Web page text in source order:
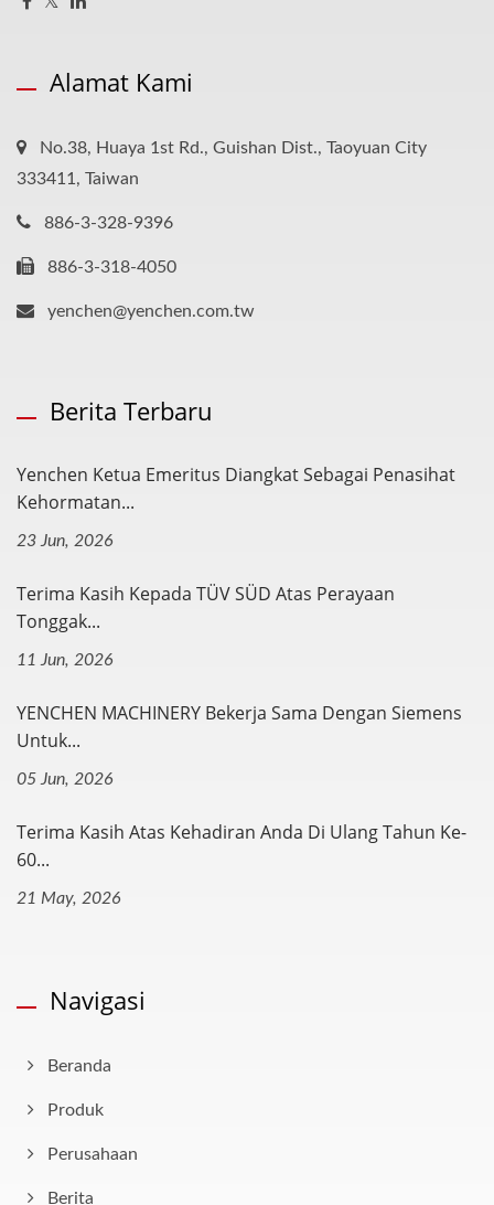
Alamat Kami
No.38, Huaya 1st Rd., Guishan Dist., Taoyuan City
333411, Taiwan
886-3-328-9396
886-3-318-4050
yenchen@yenchen.com.tw
Berita Terbaru
Yenchen Ketua Emeritus Diangkat Sebagai Penasihat
Kehormatan...
23 Jun, 2026
Terima Kasih Kepada TÜV SÜD Atas Perayaan
Tonggak...
11 Jun, 2026
YENCHEN MACHINERY Bekerja Sama Dengan Siemens
Untuk...
05 Jun, 2026
Terima Kasih Atas Kehadiran Anda Di Ulang Tahun Ke-
60...
21 May, 2026
Navigasi
Beranda
Produk
Perusahaan
Berita